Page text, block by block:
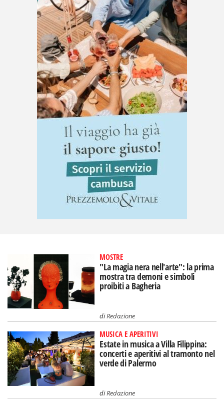
MOSTRE
"La magia nera nell'arte": la prima
mostra tra demoni e simboli
proibiti a Bagheria
diRedazione
MUSICA E APERITIVI
Estate in musica a Villa Filippina:
concerti e aperitivi al tramonto nel
verde di Palermo
diRedazione